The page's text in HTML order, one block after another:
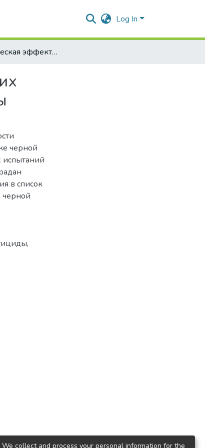
Log In
Экономическая эффективность применения системних инсектонематицидов в питомнике черной смородины
черной
испытаний
в список
черной
We collect and process your personal information for the